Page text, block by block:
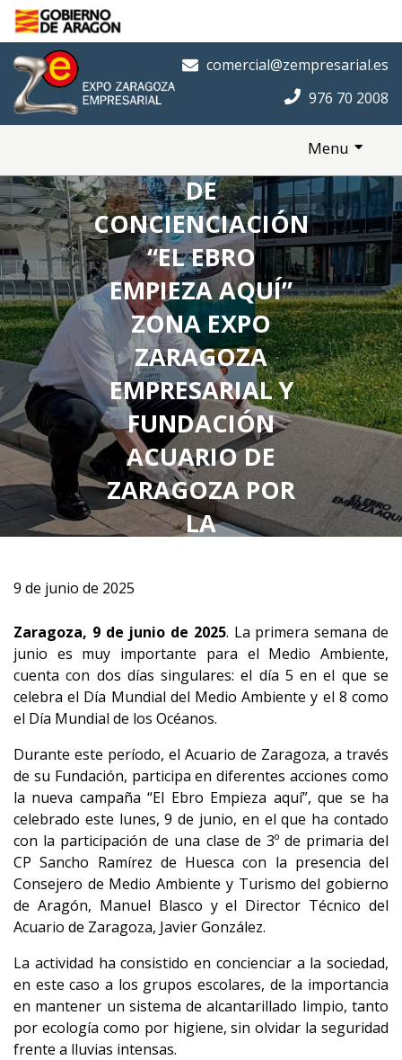
Saltar al contenido principal
comercial@zempresarial.es
976 70 2008
Inicio
Menu
DE
CONCIENCIACIÓN
“EL EBRO
EMPIEZA AQUÍ”
ZONA EXPO
ZARAGOZA
EMPRESARIAL Y
FUNDACIÓN
ACUARIO DE
ZARAGOZA POR
LA
9 de junio de 2025
Zaragoza, 9 de junio de 2025. La primera semana de
junio es muy importante para el Medio Ambiente,
cuenta con dos días singulares: el día 5 en el que se
celebra el Día Mundial del Medio Ambiente y el 8 como
el Día Mundial de los Océanos.
Durante este período, el Acuario de Zaragoza, a través
de su Fundación, participa en diferentes acciones como
la nueva campaña “El Ebro Empieza aquí”, que se ha
celebrado este lunes, 9 de junio, en el que ha contado
con la participación de una clase de 3º de primaria del
CP Sancho Ramírez de Huesca con la presencia del
Consejero de Medio Ambiente y Turismo del gobierno
de Aragón, Manuel Blasco y el Director Técnico del
Acuario de Zaragoza, Javier González.
La actividad ha consistido en concienciar a la sociedad,
en este caso a los grupos escolares, de la importancia
en mantener un sistema de alcantarillado limpio, tanto
por ecología como por higiene, sin olvidar la seguridad
frente a lluvias intensas.